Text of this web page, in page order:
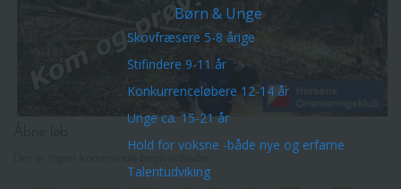
Børn & Unge
Skovfræsere 5-8 årige
Stifindere 9-11 år
Konkurrenceløbere 12-14 år
Unge ca. 15-21 år
Hold for voksne -både nye og erfarne
Talentudviking